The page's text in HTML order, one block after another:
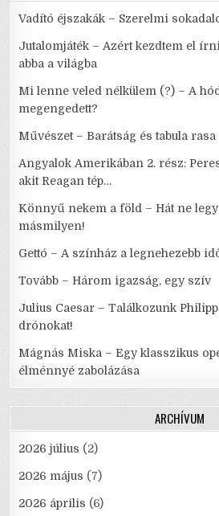
Vadító éjszakák – Szerelmi
Jutalomjáték – Azért kezdtem el
abba a világba
Mi lenne veled nélkülem (?) – A
megengedett?
Művészet – Barátság és tabula rasa
Angyalok Amerikában 2. rész:
akit Reagan tép…
Könnyű nekem a föld – Hát ne
másmilyen!
Gettó – A színház a legnehezebb
Tovább – Három igazság, egy szív
Julius Caesar – Találkozunk
drónokat!
Mágnás Miska – Egy klasszikus
élménnyé zabolázása
ARCHÍVUM
2026 július (2)
2026 május (7)
2026 április (6)